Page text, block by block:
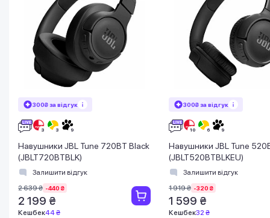
300₴ за відгук
Навушники JBL Tune 720BT Black
(JBLT720BTBLK)
Залишити відгук
2 639 ₴ -440 ₴
2 199 ₴
Кешбек44 ₴
300₴ за відгук
Навушники JBL Tune
(JBLT520BTBLKEU)
Залишити відгук
1 919 ₴ -320 ₴
1 599 ₴
Кешбек32 ₴